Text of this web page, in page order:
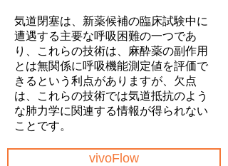
気道閉塞は、新薬候補の臨床試験中に
遭遇する主要な呼吸困難の一つであ
り、これらの技術は、麻酔薬の副作用
とは無関係に呼吸機能測定値を評価で
きるという利点がありますが、欠点
は、これらの技術では気道抵抗のよう
な肺力学に関連する情報が得られない
ことです。
vivoFlow